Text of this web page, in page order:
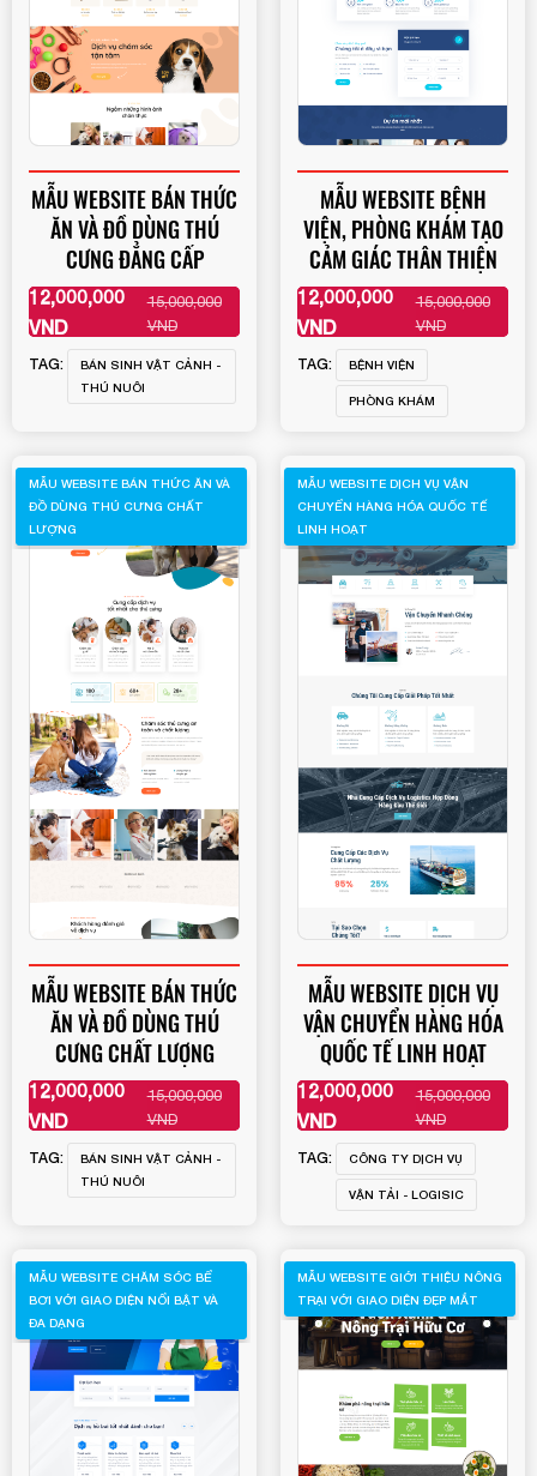
MẪU WEBSITE BÁN THỨC
ĂN VÀ ĐỒ DÙNG THÚ
CƯNG ĐẲNG CẤP
12,000,000
VND
15,000,000
VND
XEM THÊM
TAG:
BÁN SINH VẬT CẢNH -
THÚ NUÔI
MẪU WEBSITE BỆNH
VIỆN, PHÒNG KHÁM TẠO
CẢM GIÁC THÂN THIỆN
12,000,000
VND
15,000,000
VND
XEM THÊM
TAG: BỆNH VIỆN
PHÒNG KHÁM
MẪU WEBSITE BÁN THỨC
ĂN VÀ ĐỒ DÙNG THÚ
CƯNG CHẤT LƯỢNG
12,000,000
VND
15,000,000
VND
XEM THÊM
TAG:
BÁN SINH VẬT CẢNH -
THÚ NUÔI
MẪU WEBSITE BÁN THỨC ĂN VÀ
ĐỒ DÙNG THÚ CƯNG CHẤT
LƯỢNG
MẪU WEBSITE DỊCH VỤ
VẬN CHUYỂN HÀNG HÓA
QUỐC TẾ LINH HOẠT
12,000,000
VND
15,000,000
VND
XEM THÊM
TAG: CÔNG TY DỊCH VỤ
VẬN TẢI - LOGISIC
MẪU WEBSITE DỊCH VỤ VẬN
CHUYỂN HÀNG HÓA QUỐC TẾ
LINH HOẠT
MẪU WEBSITE CHĂM SÓC BỂ
BƠI VỚI GIAO DIỆN NỔI BẬT VÀ
ĐA DẠNG
MẪU WEBSITE GIỚI THIỆU NÔNG
TRẠI VỚI GIAO DIỆN ĐẸP MẮT